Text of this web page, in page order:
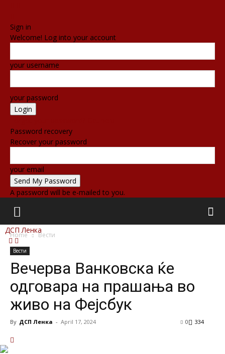
Sign in
Welcome! Log into your account
your username
your password
Password recovery
Recover your password
your email
A password will be e-mailed to you.
ДСП Ленка
Home Вести
Вести
Вечерва Ванковска ќе
одговара на прашања во
живо на Фејсбук
By ДСП Ленка - April 17, 2024 334
0